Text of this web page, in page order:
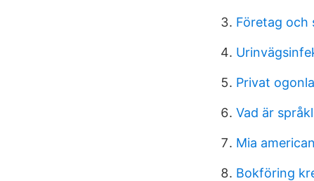
Företag och
Privat
Vad är
Mia
Bokföring